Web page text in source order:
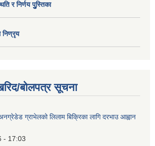
र निर्णय पुु्स्तिका
निण्रृय
बोलपत्र सूचना
ग्राभेलको लिलाम बिक्रिका लागि दरभाउ आह्वान
- 17:03